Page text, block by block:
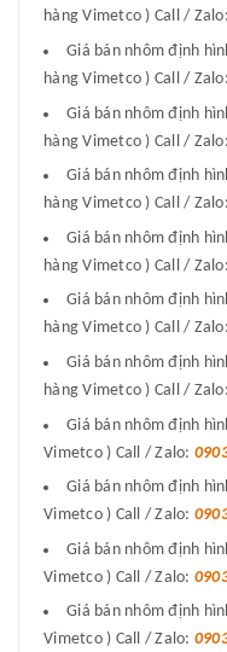
hàng Vimetco ) Call / Zalo:
Giá bán nhôm định
hàng Vimetco ) Call / Zalo:
Giá bán nhôm định
hàng Vimetco ) Call / Zalo:
Giá bán nhôm định
hàng Vimetco ) Call / Zalo:
Giá bán nhôm định
hàng Vimetco ) Call / Zalo:
Giá bán nhôm định
hàng Vimetco ) Call / Zalo:
Giá bán nhôm định
hàng Vimetco ) Call / Zalo:
Giá bán nhôm định
Vimetco ) Call / Zalo:
Giá bán nhôm định
Vimetco ) Call / Zalo:
Giá bán nhôm định
Vimetco ) Call / Zalo:
Giá bán nhôm định
Vimetco ) Call / Zalo: